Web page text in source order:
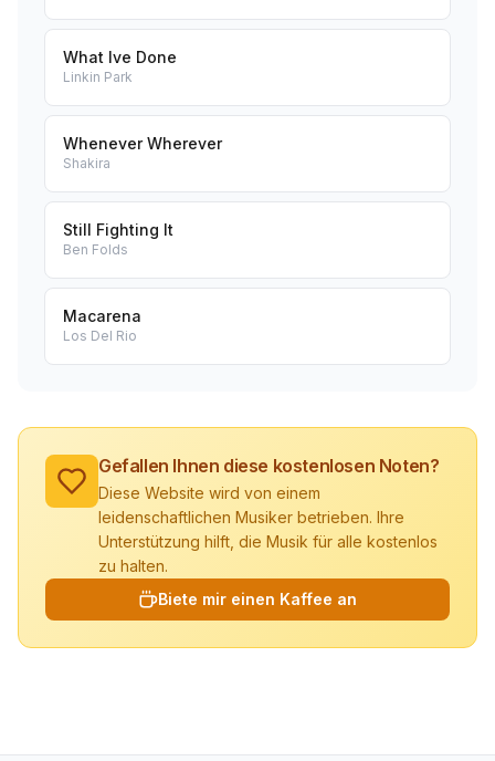
What Ive Done
Linkin Park
Whenever Wherever
Shakira
Still Fighting It
Ben Folds
Macarena
Los Del Rio
Gefallen Ihnen diese kostenlosen Noten?
Diese Website wird von einem
leidenschaftlichen Musiker betrieben. Ihre
Unterstützung hilft, die Musik für alle kostenlos
zu halten.
Biete mir einen Kaffee an